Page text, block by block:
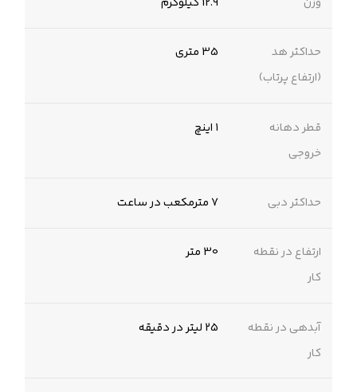
حداکثر هد
(ارتفاع پرتاب)
35 متری
قطر دهانه
خروجی
۱ اینچ
حداکثر دبی 7 مترمکعب در ساعت
ارتفاع در نقطه
کار
30 متر
آبدهی در نقطه
کار
25 لیتر در دقیقه